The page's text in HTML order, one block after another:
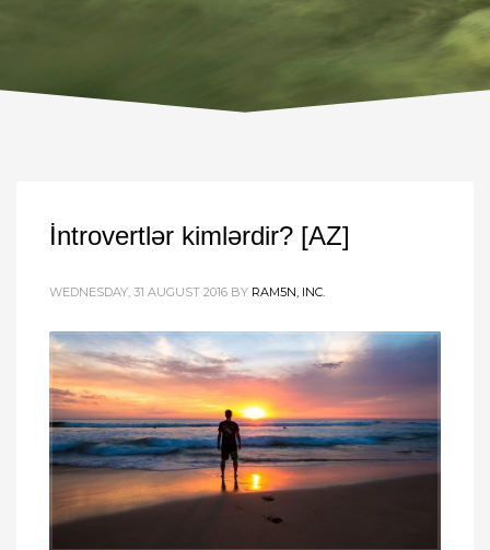
İntrovertlər kimlərdir? [AZ]
WEDNESDAY, 31 AUGUST 2016 BY RAM5N, INC.